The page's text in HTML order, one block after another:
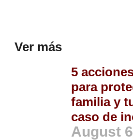
Ver más
5
para
familia y
caso de
August